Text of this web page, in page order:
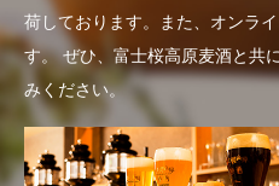
荷しております。また、オンラ
す。ぜひ、富士桜高原麦酒と共
みください。